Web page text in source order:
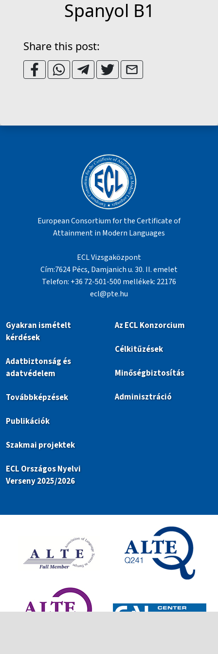
Spanyol B1
Share this post:
European Consortium for the Certificate of
Attainment in Modern Languages
ECL Vizsgaközpont
Cím:7624 Pécs, Damjanich u. 30. II. emelet
Telefon: +36 72-501-500 mellékek: 22176
ecl@pte.hu
Gyakran ismételt
kérdések
Adatbiztonság és
adatvédelem
Továbbképzések
Publikációk
Szakmai projektek
ECL Országos Nyelvi
Verseny 2025/2026
Az ECL Konzorcium
Célkitűzések
Minőségbiztosítás
Adminisztráció